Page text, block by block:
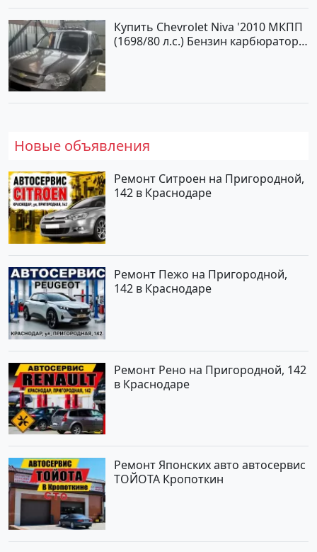
Купить Chevrolet Niva '2010 МКПП
(1698/80 л.с.) Бензин карбюратор
Новые объявления
Ремонт Ситроен на Пригородной,
142 в Краснодаре
Ремонт Пежо на Пригородной,
142 в Краснодаре
Ремонт Рено на Пригородной, 142
в Краснодаре
Ремонт Японских авто автосервис
ТОЙОТА Кропоткин